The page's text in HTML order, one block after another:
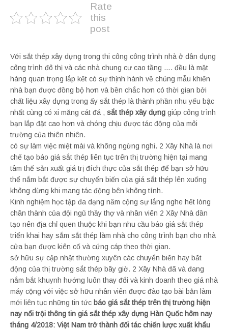
Rate
this
post
Với sắt thép xây dựng trong thi công công trình nhà ở dân dụng
công trình đô thị và các nhà chung cư cao tầng …. đều là mặt
hàng quan trọng lắp kết có sự thịnh hành về chủng mẫu khiến
nhà bạn được đồng bộ hơn và bền chắc hơn có thời gian bởi
chất liệu xây dựng trong ấy sắt thép là thành phần nhu yếu bậc
nhất cùng có xi măng cát đá , sắt thép xây dựng giúp công trình
bạn lắp đặt cao hơn và chóng chịu được tác động của môi
trường của thiên nhiên.
có sự làm việc miệt mài và không ngừng nghỉ. 2 Xây Nhà là nơi
chế tạo báo giá sắt thép liên tục trên thị trường hiện tại mang
tâm thế sản xuất giá trị đích thực của sắt thép để bạn sở hữu
thể nắm bắt được sự chuyển biến của giá sắt thép lên xuống
không dừng khi mang tác động bên không tính.
Kinh nghiệm học tập đa dạng năm cộng sự lắng nghe hết lòng
chân thành của đội ngũ thầy thợ và nhân viên 2 Xây Nhà dần
tạo nên địa chỉ quen thuộc khi bạn nhu cầu báo giá sắt thép
triển khai hay sắm sắt thép làm nhà cho công trình bạn cho nhà
cửa bạn được kiên cố và cứng cáp theo thời gian.
sở hữu sự cập nhật thường xuyên các chuyển biến hay bất
động của thị trường sắt thép bây giờ. 2 Xây Nhà đã và đang
nắm bắt khuynh hướng luôn thay đổi và kinh doanh theo giá nhà
máy cộng với việc sở hữu nhân viên được đào tạo bài bản làm
mới liên tục những tin tức báo giá sắt thép trên thị trường hiện
nay nổi trội thông tin giá sắt thép xây dựng Hàn Quốc hôm nay
tháng 4/2018: Việt Nam trở thành đối tác chiến lược xuất khẩu